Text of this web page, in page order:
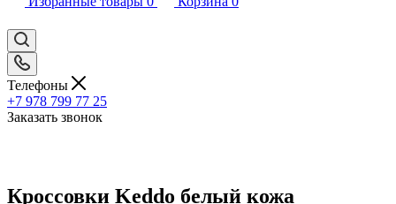
Телефоны
+7 978 799 77 25
Заказать звонок
Кроссовки Keddo белый кожа